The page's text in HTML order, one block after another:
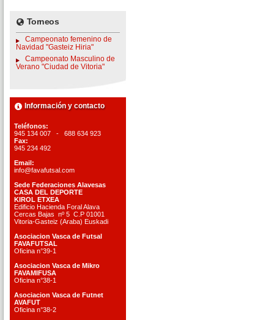
Torneos
Campeonato femenino de
Navidad "Gasteiz Hiria"
Campeonato Masculino de
Verano "Ciudad de Vitoria"
Información y contacto
Teléfonos:
945 134 007 - 688 634 923
Fax:
945 234 492
Email:
info@favafutsal.com
Sede Federaciones Alavesas
CASA DEL DEPORTE
KIROL ETXEA
Edificio Hacienda Foral Alava
Cercas Bajas nº 5 C.P 01001
Vitoria-Gasteiz (Araba) Euskadi
Asociacion Vasca de Futsal
FAVAFUTSAL
Oficina n°39-1
Asociacion Vasca de Mikro
FAVAMIFUSA
Oficina n°38-1
Asociacion Vasca de Futnet
AVAFUT
Oficina n°38-2